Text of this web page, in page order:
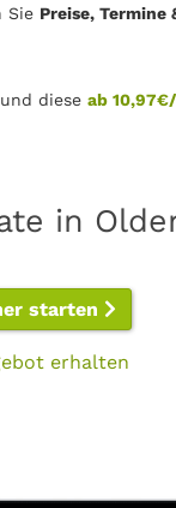
Sie Preise, Termine
diese ab
in
starten
erhalten